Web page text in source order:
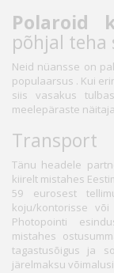
Polaroid
põhjal teha
Neid nüansse on
populaarsus . Kui
siis vasakus
meelepäraste
Transport
Tänu headele
kiirelt mistahes
59 eurosest
koju/kontorisse või
Photopointi
mistahes
tagastusõigus ja
järelmaksu